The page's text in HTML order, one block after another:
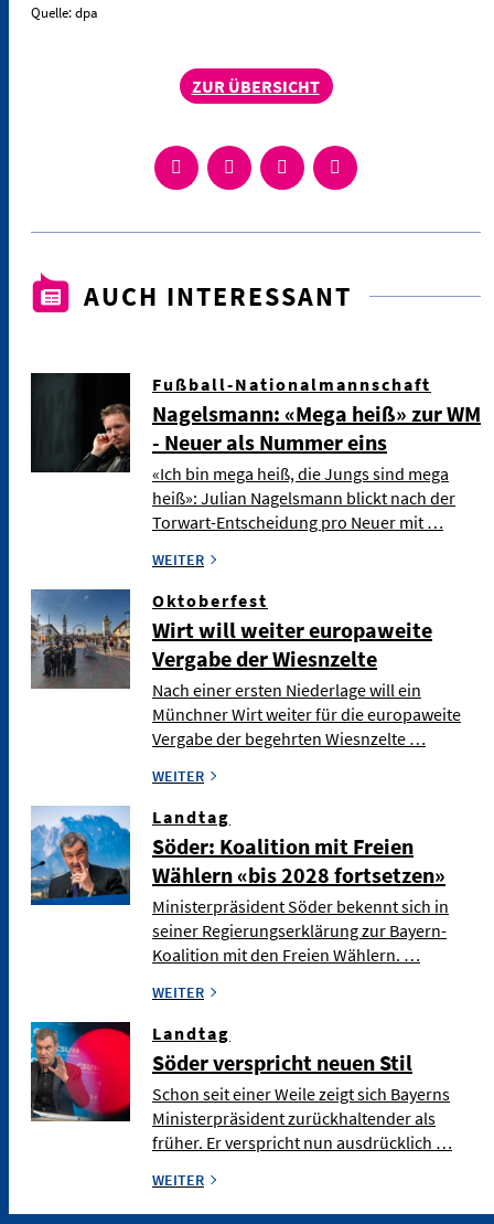
Quelle: dpa
ZUR ÜBERSICHT
AUCH INTERESSANT
Fußball-Nationalmannschaft
Nagelsmann: «Mega heiß» zur WM
- Neuer als Nummer eins
«Ich bin mega heiß, die Jungs sind mega
heiß»: Julian Nagelsmann blickt nach der
Torwart-Entscheidung pro Neuer mit …
WEITER
Oktoberfest
Wirt will weiter europaweite
Vergabe der Wiesnzelte
Nach einer ersten Niederlage will ein
Münchner Wirt weiter für die europaweite
Vergabe der begehrten Wiesnzelte …
WEITER
Landtag
Söder: Koalition mit Freien
Wählern «bis 2028 fortsetzen»
Ministerpräsident Söder bekennt sich in
seiner Regierungserklärung zur Bayern-
Koalition mit den Freien Wählern. …
WEITER
Landtag
Söder verspricht neuen Stil
Schon seit einer Weile zeigt sich Bayerns
Ministerpräsident zurückhaltender als
früher. Er verspricht nun ausdrücklich …
WEITER